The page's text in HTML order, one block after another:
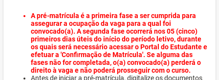
A pré-matrícula é a primeira fase a ser cumprida para
assegurar a ocupação da vaga para a qual foi
convocado(a). A segunda fase ocorrerá nos 05 (cinco)
primeiros dias úteis do início do período letivo, durante
os quais será necessário acessar o Portal do Estudante e
efetuar a 'Confirmação de Matrícula'. Se alguma das
fases não for completada, o(a) convocado(a) perderá o
direito à vaga e não poderá prosseguir com o curso.
Antes de iniciar a pré-matrícula, digitalize os documentos